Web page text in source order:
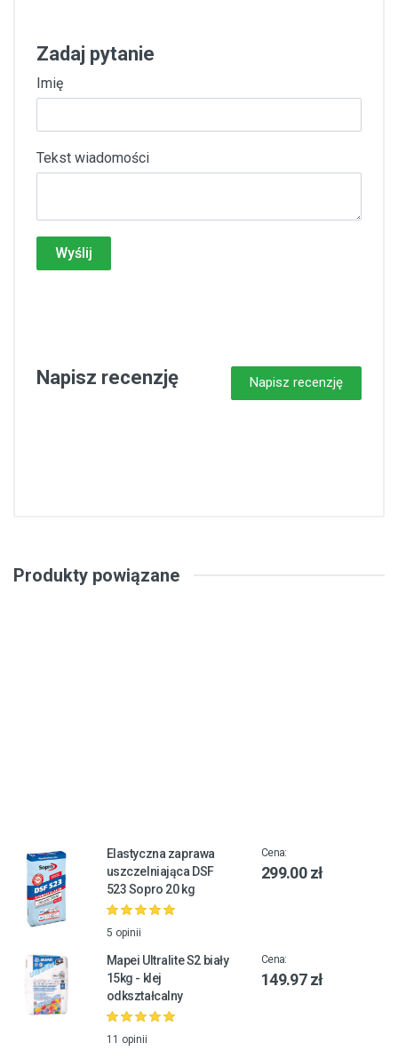
Zadaj pytanie
Imię
Tekst wiadomości
Wyślij
Napisz recenzję Napisz recenzję
Produkty powiązane
Elastyczna zaprawa
uszczelniająca DSF
523 Sopro 20 kg
5 opinii
Cena:
299.00 zł
Mapei Ultralite S2 biały
15kg - klej
odkształcalny
11 opinii
Cena:
149.97 zł